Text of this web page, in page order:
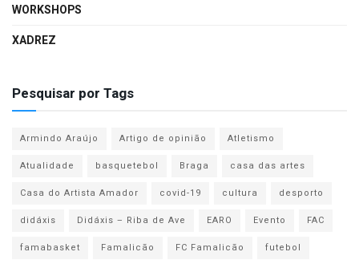
WORKSHOPS
XADREZ
Pesquisar por Tags
Armindo Araújo Artigo de opinião
Atletismo
Atualidade
basquetebol Braga
casa das artes
Casa do Artista Amador
covid-19 cultura
desporto
didáxis
Didáxis – Riba de Ave EARO Evento
FAC
famabasket
Famalicão FC Famalicão
futebol